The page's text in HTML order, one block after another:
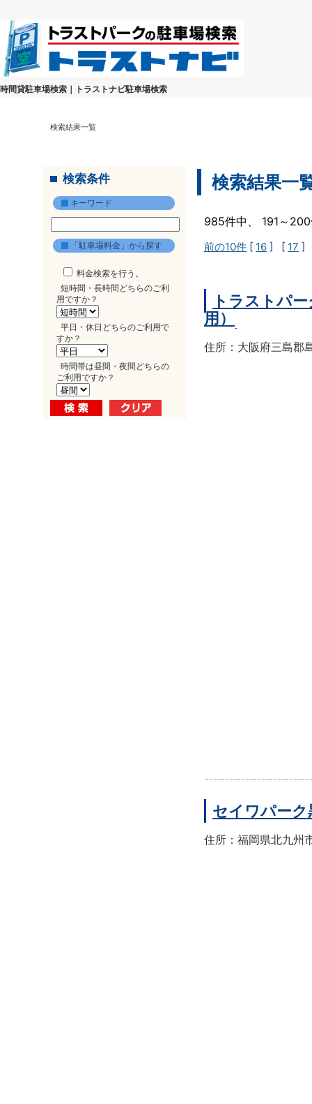
時間貸駐車場検索｜トラストナビ駐車場検索
検索結果一覧
検索条件
キーワード
「駐車場料金」から探す
料金検索を行う。
短時間・長時間どちらのご利
用ですか？
平日・休日どちらのご利用で
すか？
時間帯は昼間・夜間どちらの
ご利用ですか？
検索結果一
985件中、 191～
前の10件 [ 16 ] [ 17 ]
トラストパ
用）
住所：大阪府三島郡
セイワパーク
住所：福岡県北九州